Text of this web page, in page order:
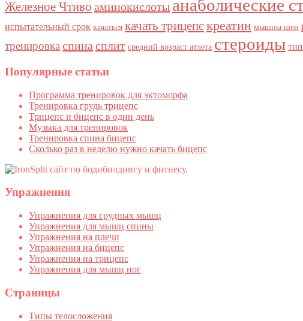
Железное Чтиво аминокислоты анаболические
испытательный срок качаться качать трицепскреатин мышцы шеи
тренировкаспина сплит средний возраст атлета стероиды
Популярные статьи
Программа тренировок для эктоморфа
Тренировка грудь трицепс
Трицепс и бицепс в один день
Музыка для тренировок
Тренировка спина бицепс
Сколько раз в неделю нужно качать бицепс
Упражнения
Упражнения для грудных мышц
Упражнения для мышц спины
Упражнения на плечи
Упражнения на бицепс
Упражнения на трицепс
Упражнения для мышц ног
Страницы
Типы телосложения